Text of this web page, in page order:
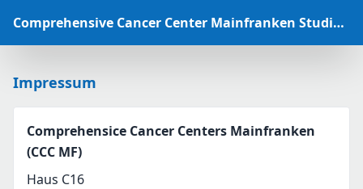
Comprehensive Cancer Center Mainfranken Studiendatenbank
Impressum
Comprehensice Cancer Centers Mainfranken
(CCC MF)
Haus C16